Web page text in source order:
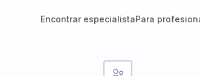
Encontrar especialistaPara